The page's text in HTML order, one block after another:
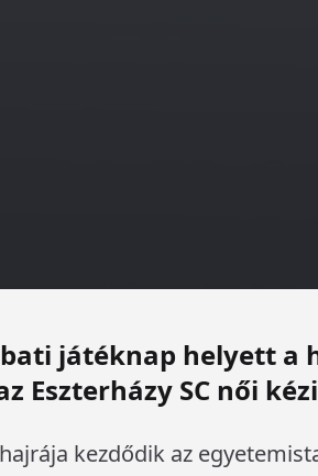
játéknap helyett a
Eszterházy SC női
kezdődik az